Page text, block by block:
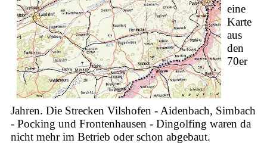
eine
Karte
aus
den
70er
Jahren. Die Strecken Vilshofen - Aidenbach, Simbach
- Pocking und Frontenhausen - Dingolfing waren da
nicht mehr im Betrieb oder schon abgebaut.